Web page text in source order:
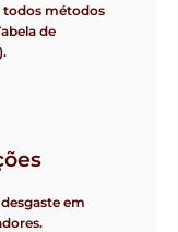
todos métodos
de
em